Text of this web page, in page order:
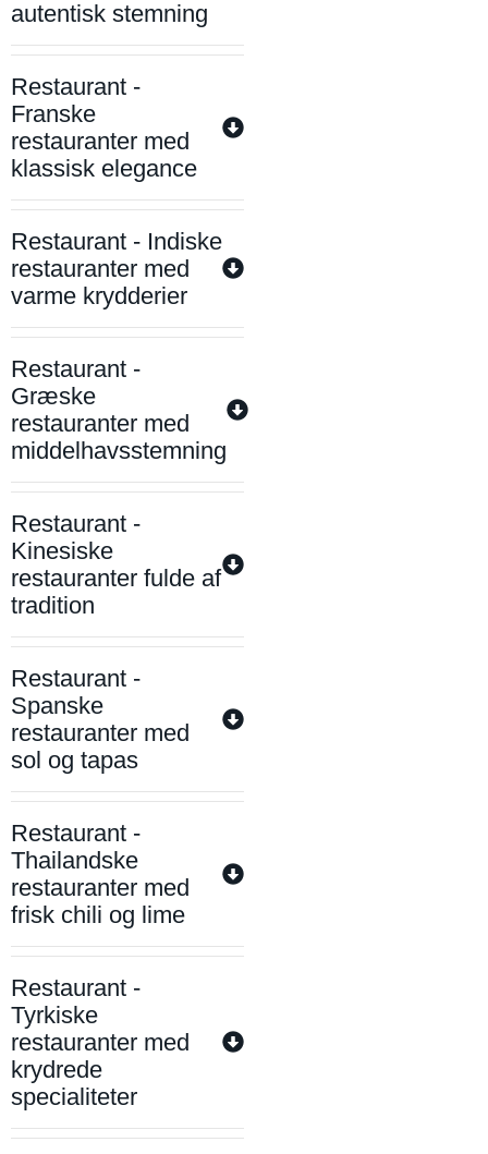
autentisk stemning
Restaurant -
Franske
restauranter med
klassisk elegance
Restaurant - Indiske
restauranter med
varme krydderier
Restaurant -
Græske
restauranter med
middelhavsstemning
Restaurant -
Kinesiske
restauranter fulde af
tradition
Restaurant -
Spanske
restauranter med
sol og tapas
Restaurant -
Thailandske
restauranter med
frisk chili og lime
Restaurant -
Tyrkiske
restauranter med
krydrede
specialiteter